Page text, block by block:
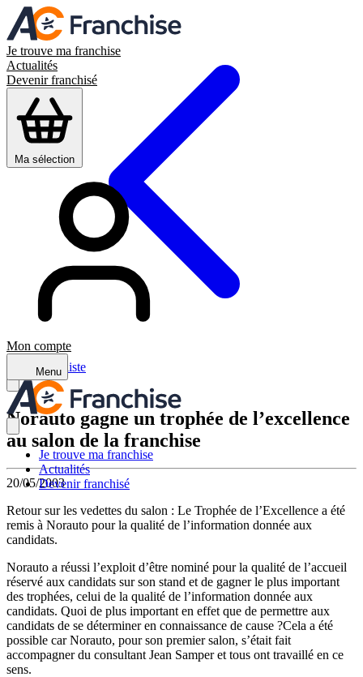
Je trouve ma franchise
Actualités
Devenir franchisé
Ma sélection
Mon compte
Menu
Je trouve ma franchise
Actualités
Devenir franchisé
Retour à la liste
Norauto gagne un trophée de l’excellence
au salon de la franchise
20/05/2003
Retour sur les vedettes du salon : Le Trophée de l’Excellence a été
remis à Norauto pour la qualité de l’information donnée aux
candidats.
Norauto a réussi l’exploit d’être nominé pour la qualité de l’accueil
réservé aux candidats sur son stand et de gagner le plus important
des trophées, celui de la qualité de l’information donnée aux
candidats. Quoi de plus important en effet que de permettre aux
candidats de se déterminer en connaissance de cause ?Cela a été
possible car Norauto, pour son premier salon, s’était fait
accompagner du consultant Jean Samper et tous ont travaillé en ce
sens.